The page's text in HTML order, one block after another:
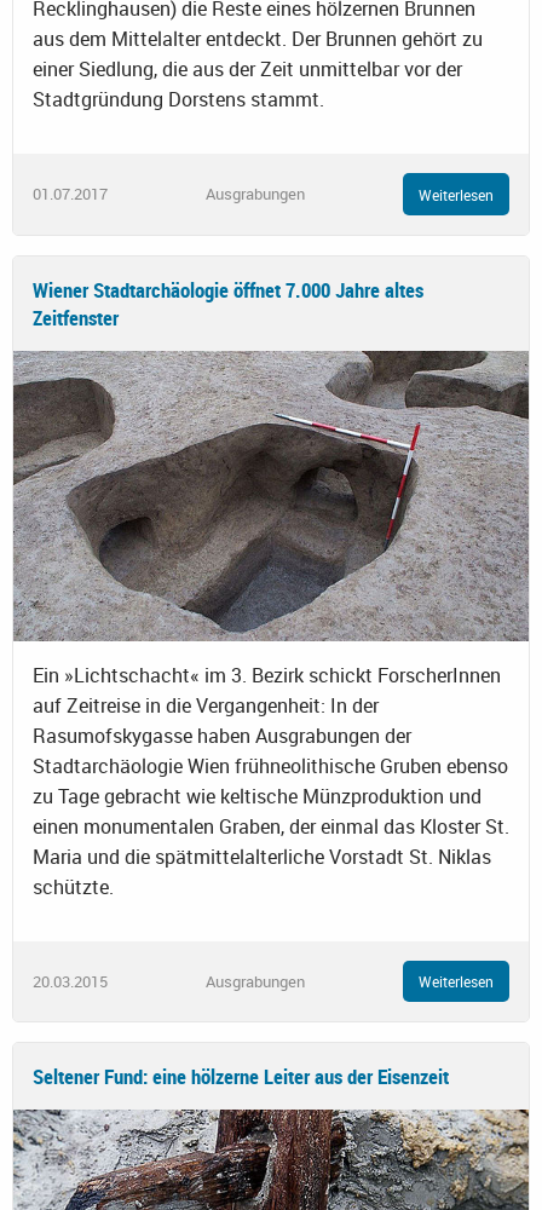
Recklinghausen) die Reste eines hölzernen Brunnen
aus dem Mittelalter entdeckt. Der Brunnen gehört zu
einer Siedlung, die aus der Zeit unmittelbar vor der
Stadtgründung Dorstens stammt.
01.07.2017 Ausgrabungen Weiterlesen
Wiener Stadtarchäologie öffnet 7.000 Jahre altes
Zeitfenster
Ein »Lichtschacht« im 3. Bezirk schickt ForscherInnen
auf Zeitreise in die Vergangenheit: In der
Rasumofskygasse haben Ausgrabungen der
Stadtarchäologie Wien frühneolithische Gruben ebenso
zu Tage gebracht wie keltische Münzproduktion und
einen monumentalen Graben, der einmal das Kloster St.
Maria und die spätmittelalterliche Vorstadt St. Niklas
schützte.
20.03.2015 Ausgrabungen Weiterlesen
Seltener Fund: eine hölzerne Leiter aus der Eisenzeit